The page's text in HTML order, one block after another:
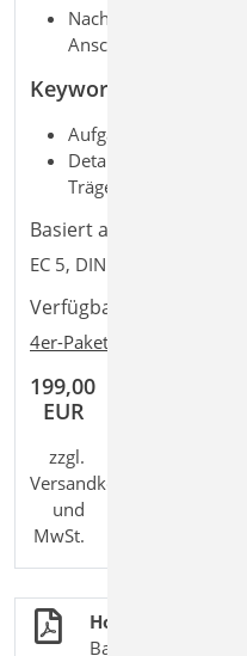
Nachweisführung für
Anschlüsse
Keywords
Aufgaben: Holzbau;
Detailaufgaben:
Träger
Basiert auf den Normen:
EC 5, DIN EN 1995-1-
Verfügbar in den
4er-Paket
199,00
EUR
zzgl.
Versandkosten
und
MwSt.
Holzbau
BauStatik-Module